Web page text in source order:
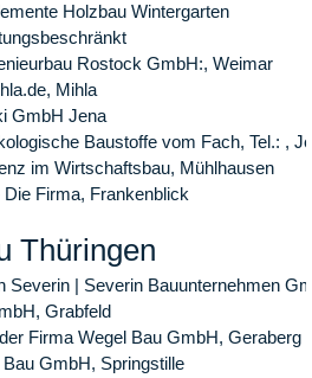
Holzbau Wintergarten
Rostock GmbH:, Weimar
Mihla
GmbH Jena
Baustoffe vom Fach, Tel.: ,
im Wirtschaftsbau, Mühlhausen
Firma, Frankenblick
Thüringen
Severin | Severin Bauunternehmen
Grabfeld
Firma Wegel Bau GmbH, Geraberg
GmbH, Springstille